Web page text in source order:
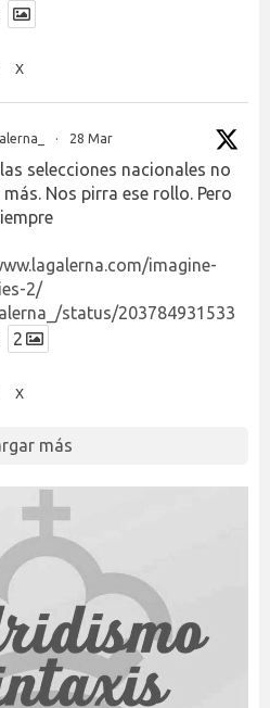
X
· 28 Mar
selecciones nacionales no
Nos pirra ese rollo. Pero
imagine-
2/
status/203784931533
2
X
más